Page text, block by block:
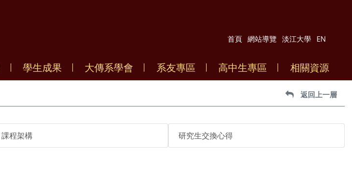
首頁 網站導覽 淡江大學 EN
學生成果 大傳系學會 系友專區 高中生專區 相關資源
返回上一層
課程架構 研究生交換心得